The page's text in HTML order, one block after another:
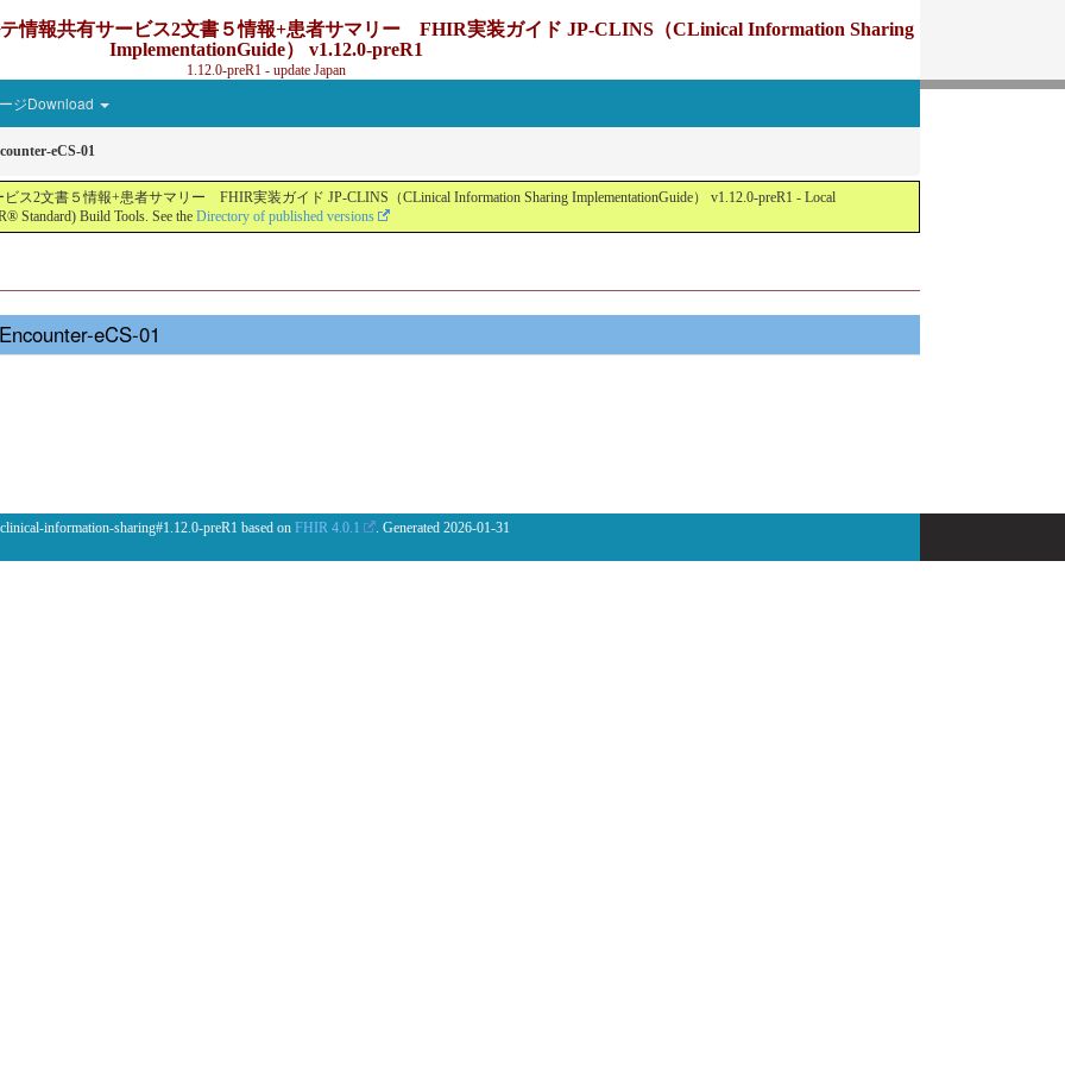
情報共有サービス2文書５情報+患者サマリー FHIR実装ガイド JP-CLINS（CLinical Information Sharing
ImplementationGuide） v1.12.0-preR1
1.12.0-preR1 - update Japan
ジDownload
eCS-01
ス2文書５情報+患者サマリー FHIR実装ガイド JP-CLINS（CLinical Information Sharing ImplementationGuide） v1.12.0-preR1 - Local
Standard) Build Tools. See the Directory of published versions
eCS-01
clinical-information-sharing#1.12.0-preR1 based on FHIR 4.0.1 . Generated 2026-01-31